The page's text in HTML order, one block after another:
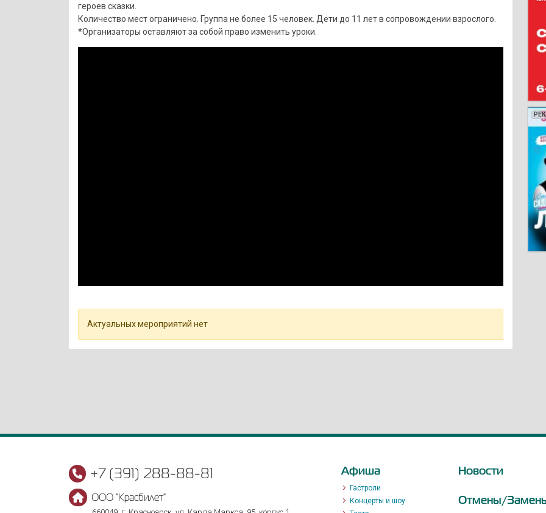
героев сказки.
Количество мест ограничено. Группа не более 15 человек. Дети до 11 лет в сопровождении взрослого.
*Организаторы оставляют за собой право изменить уроки.
Актуальных мероприятий нет
+7 (391) 288-88-81
ООО "Красбилет"
Афиша
Гастроли
Концерты и шоу
Новости
Отмены/